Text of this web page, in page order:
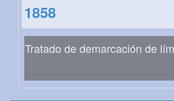
1858
Tratado de demarcación de